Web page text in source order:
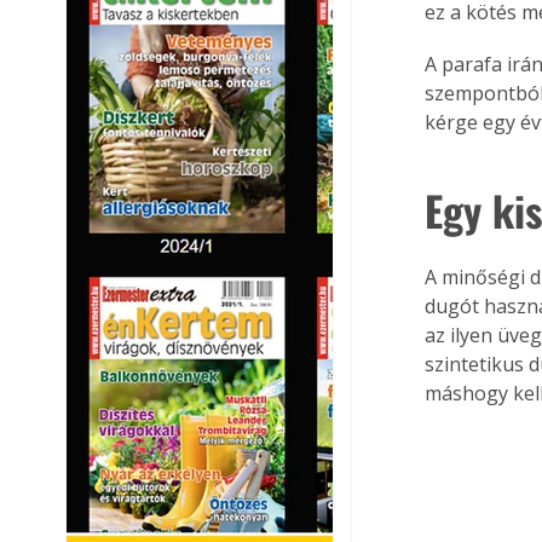
ez a kötés
A parafa
kérge egy
Egy
A minőségi
dugót
az ilyen
szintetikus
máshogy